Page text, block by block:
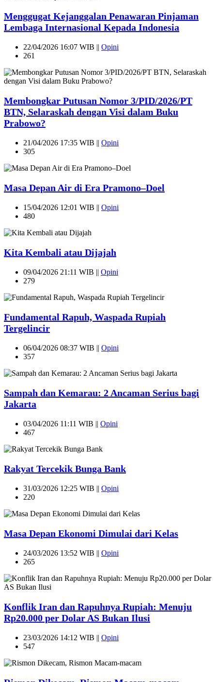
Menggugat Kejanggalan Penawaran Pinjaman
Lembaga Internasional Kepada Indonesia
22/04/2026 16:07 WIB || Opini
261
Membongkar Putusan Nomor 3/PID/2026/PT
BTN, Selaraskah dengan Visi dalam Buku
Prabowo?
21/04/2026 17:35 WIB || Opini
305
Masa Depan Air di Era Pramono–Doel
15/04/2026 12:01 WIB || Opini
480
Kita Kembali atau Dijajah
09/04/2026 21:11 WIB || Opini
279
Fundamental Rapuh, Waspada Rupiah
Tergelincir
06/04/2026 08:37 WIB || Opini
357
Sampah dan Kemarau: 2 Ancaman Serius bagi
Jakarta
03/04/2026 11:11 WIB || Opini
467
Rakyat Tercekik Bunga Bank
31/03/2026 12:25 WIB || Opini
220
Masa Depan Ekonomi Dimulai dari Kelas
24/03/2026 13:52 WIB || Opini
265
Konflik Iran dan Rapuhnya Rupiah: Menuju
Rp20.000 per Dolar AS Bukan Ilusi
23/03/2026 14:12 WIB || Opini
547